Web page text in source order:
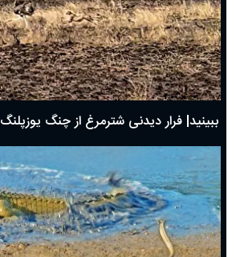
ببینید| فرار دیدنی شترمرغ از چنگ یوزپلنگ